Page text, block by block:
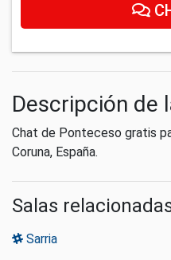
Descripción de
Chat de Ponteceso gratis
Coruna, España.
Salas
Sarria